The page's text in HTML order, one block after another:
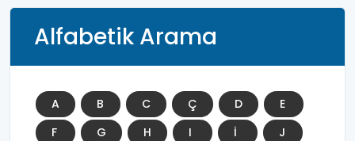
Alfabetik Arama
A B C Ç D
E
F
G H I İ
J